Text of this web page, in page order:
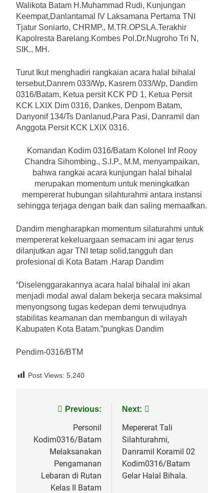
Walikota Batam H.Muhammad Rudi, Kunjungan
Keempat,Danlantamal IV Laksamana Pertama TNI
Tjatur Soniarto, CHRMP., M.TR.OPSLA.Terakhir
Kapolresta Barelang.Kombes Pol.Dr.Nugroho Tri N,
SIK., MH.
Turut Ikut menghadiri rangkaian acara halal bihalal
tersebut,Danrem 033/Wp, Kasrem 033/Wp, Dandim
0316/Batam, Ketua persit KCK PD 1, Ketua Persit
KCK LXIX Dim 0316, Dankes, Denpom Batam,
Danyonif 134/Ts Danlanud,Para Pasi, Danramil dan
Anggota Persit KCK LXIX 0316.
Komandan Kodim 0316/Batam Kolonel Inf Rooy
Chandra Sihombing., S.I.P., M.M, menyampaikan,
bahwa rangkai acara kunjungan halal bihalal
merupakan momentum untuk meningkatkan
mempererat hubungan silahturahmi antara instansi
sehingga terjaga dengan baik dan saling memaafkan.
Dandim mengharapkan momentum silaturahmi untuk
mempererat kekeluargaan semacam ini agar terus
dilanjutkan agar TNI tetap solid,tangguh dan
profesional di Kota Batam .Harap Dandim
“Diselenggarakannya acara halal bihalal ini akan
menjadi modal awal dalam bekerja secara maksimal
menyongsong tugas kedepan demi terwujudnya
stabilitas keamanan dan membangun di wilayah
Kabupaten Kota Batam.”pungkas Dandim
Pendim-0316/BTM
Post Views: 5,240
NavigasiPrevious:
Personil
Kodim0316/Batam
Melaksanakan
Pengamanan
Lebaran di Rutan
Kelas II Batam
Next:
Mepererat Tali
Silahturahmi,
Danramil Koramil 02
Kodim0316/Batam
Gelar Halal Bihala.